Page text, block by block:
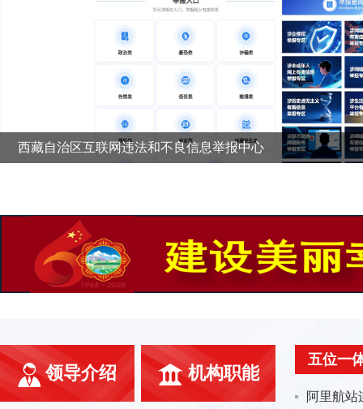
西藏自治区互联网违法和不良信息举报中心
领导介绍 机构职能
五位一
阿里航站